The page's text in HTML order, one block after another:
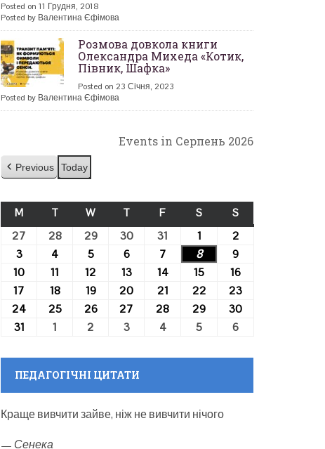
Posted on 11 Грудня, 2018
Posted by Валентина Єфімова
Розмова довкола книги
Олександра Михеда «Котик,
Півник, Шафка»
Posted on 23 Січня, 2023
Posted by Валентина Єфімова
Events in Серпень 2026
Previous Today
MПОНЕДІЛОК
TВІВТОРОК
WСЕРЕДА
TЧЕТВЕР
FП’ЯТНИЦЯ
SСУБОТА
SНЕДІЛЯ
27 27.07.2026
2828.07.2026
2929.07.2026
3030.07.2026
31 31.07.2026
1 01.08.2026
2
303.08.2026
4 04.08.2026
505.08.2026
606.08.2026
7 07.08.2026
808.08.2026
9
10 10.08.2026
11 11.08.2026
12 12.08.2026
1313.08.2026
1414.08.2026
15 15.08.2026
16
17 17.08.2026
1818.08.2026
1919.08.2026
20 20.08.2026
21 21.08.2026
22 22.08.2026
23
24 24.08.2026
2525.08.2026
2626.08.2026
27 27.08.2026
28 28.08.2026
29 29.08.2026
30
31 31.08.2026
1 01.09.2026
2 02.09.2026
303.09.2026
404.09.2026
5 05.09.2026
6
ПЕДАГОГІЧНІ ЦИТАТИ
Краще вивчити зайве, ніж не вивчити нічого
— Сенека